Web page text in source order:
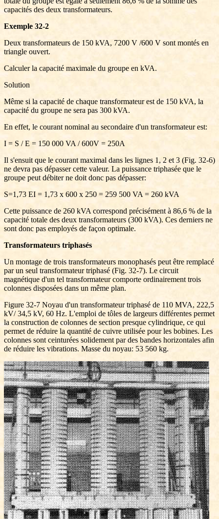
capacités des deux transformateurs.
Exemple 32-2
Deux transformateurs de 150 kVA, 7200 V /600 V sont montés en
triangle ouvert.
Calculer la capacité maximale du groupe en kVA.
Solution
Même si la capacité de chaque transformateur est de 150 kVA, la
capacité du groupe ne sera pas 300 kVA.
En effet, le courant nominal au secondaire d'un transformateur est:
I = S / E = 150 000 VA / 600V = 250A
Il s'ensuit que le courant maximal dans les lignes 1, 2 et 3 (Fig. 32-6)
ne devra pas dépasser cette valeur. La puissance triphasée que le
groupe peut débiter ne doit donc pas dépasser:
S=1,73 EI = 1,73 x 600 x 250 = 259 500 VA = 260 kVA
Cette puissance de 260 kVA correspond précisément à 86,6 % de la
capacité totale des deux transformateurs (300 kVA). Ces derniers ne
sont donc pas employés de façon optimale.
Transformateurs triphasés
Un montage de trois transformateurs monophasés peut être remplacé
par un seul transformateur triphasé (Fig. 32-7). Le circuit
magnétique d'un tel transformateur comporte ordinairement trois
colonnes disposées dans un même plan.
Figure 32-7 Noyau d'un transformateur triphasé de 110 MVA, 222,5
kV/ 34,5 kV, 60 Hz. L'emploi de tôles de largeurs différentes permet
la construction de colonnes de section presque cylindrique, ce qui
permet de réduire la quantité de cuivre utilisée pour les bobines. Les
colonnes sont ceinturées solidement par des bandes horizontales afin
de réduire les vibrations. Masse du noyau: 53 560 kg.